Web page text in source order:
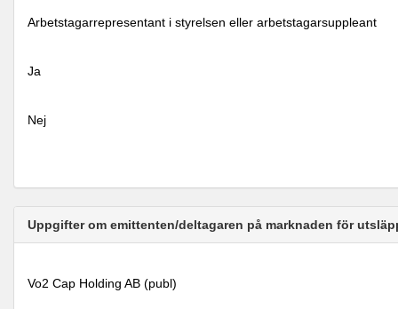
Arbetstagarrepresentant i styrelsen eller arbetstagarsuppleant
Ja
Nej
Uppgifter om emittenten/deltagaren på marknaden för
Vo2 Cap Holding AB (publ)